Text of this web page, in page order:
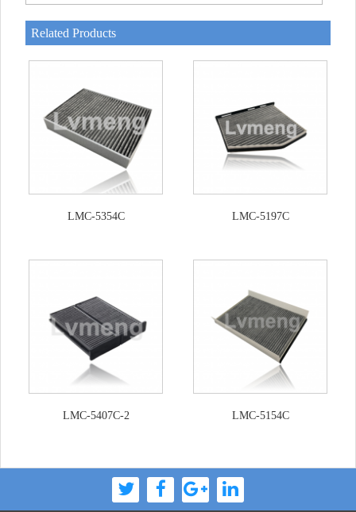
Related Products
LMC-5354C LMC-5197C
LMC-5407C-2 LMC-5154C